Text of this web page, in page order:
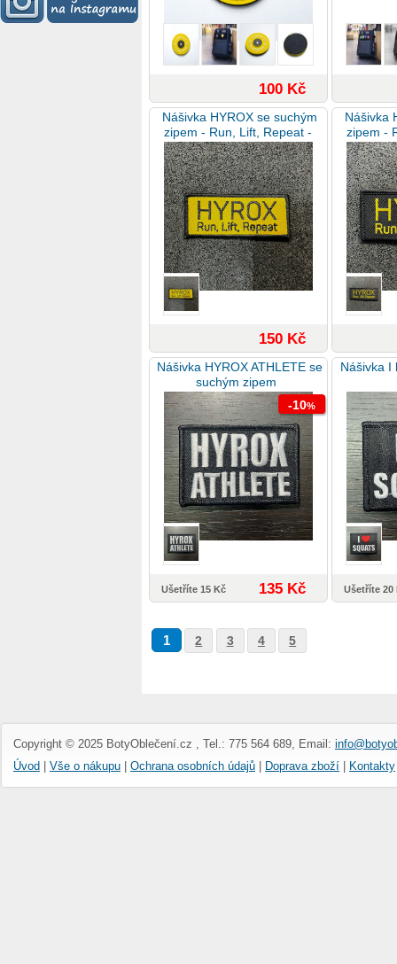
100 Kč
Nášivka HYROX se suchým
zipem - Run, Lift, Repeat -
žlutá
150 Kč
Nášivka
zipem -
-10%
Nášivka HYROX ATHLETE se
suchým zipem
Ušetříte 15 Kč 135 Kč
Nášivka I
Ušetříte 20
1 2 3 4 5
Copyright © 2025 BotyOblečení.cz , Tel.: 775 564 689, Email:
Úvod
Vše o nákupu Ochrana osobních údajů Doprava zboží Kontakty